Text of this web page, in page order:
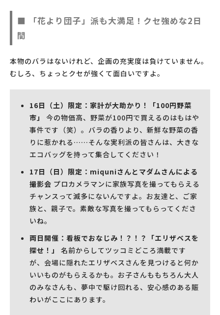
■ 「花より団子」派も大満足！クセ強めな2日
間
本物のバラはないけれど、企画の充実度は負けていません。
むしろ、ちょっとクセが強くて面白いですよ。
16日（土）限定：家計が大助かり！「100円野菜
市」
今の物価高、野菜が100円で買えるのはもはや
事件です（笑）。バラの香りより、新鮮な野菜の香
りに惹かれる……そんな実利派の皆さんは、大きな
エコバッグを持って集合してください！
17日（日）限定：miquniさんとマダムさんによる
撮影会 プロカメラマンに家族写真を撮ってもらえる
チャンスって滅多にないんですよ。お友達と、ご家
族と、親子で。素敵な写真を撮ってもらってくださ
いね。
両日開催：看板でおなじみ！？！？「エリザベスを
探せ！」
名前からしてツッコミどころ満載です
が、会場に隠れたエリザベスさんを見つけると何か
いいものがもらえるかも。お子さんももちろん大人
のみなさんも、夢中で駆け回れる、安心感のある賑
わいがここにあります。